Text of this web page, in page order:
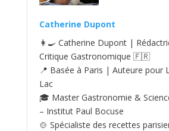
Catherine Dupont
👩‍🍳 Catherine Dupont |
Critique Gastronomique 🇫🇷
📍 Basée à Paris | Auteure pour
Lac
🎓 Master Gastronomie &
– Institut Paul Bocuse
🍲 Spécialiste des recettes